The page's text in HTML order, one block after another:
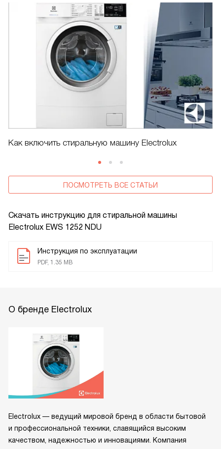
Скачать инструкцию для стиральной машины
Electrolux EWS 1252 NDU
Инструкция по эксплуатации
PDF, 1.35 MB
Как включить стиральную машину Electrolux
ПОСМОТРЕТЬ ВСЕ СТАТЬИ
О бренде Electrolux
Electrolux — ведущий мировой бренд в области бытовой
и профессиональной техники, славящийся высоким
качеством, надежностью и инновациями. Компания